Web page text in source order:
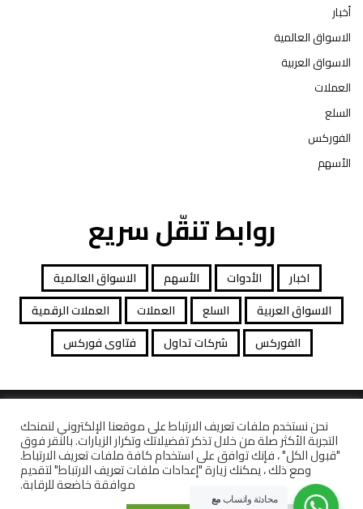
أخبار
الاسواق العالمية
الاسواق العربية
العملات
السلع
الفوركس
الأسهم
روابط تنقّل سريع
اخبار الأدوات الأسهم
الاسواق العالمية
الاسواق العربية
السلع العملات
العملات الرقمية
الفوركس
شركات تداول فتاوى فوركس
جميع الحقوق محفوظة توصيات التداول © 2026
افصاح المخاطرة معاملات قانونية كاشف الشركات
نحن نستخدم ملفات تعريف الارتباط على موقعنا الإلكتروني لنمنحك
التجربة الأكثر صلة من خلال تذكر تفضيلاتك وتكرار الزيارات. بالنقر فوق
"قبول الكل" ، فإنك توافق على استخدام كافة ملفات تعريف الارتباط.
ومع ذلك ، يمكنك زيارة "إعدادات ملفات تعريف الارتباط" لتقديم
موافقة خاضعة للرقابة.
محادثة واتساب مع